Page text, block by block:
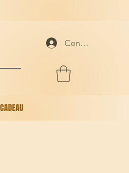
Connexion